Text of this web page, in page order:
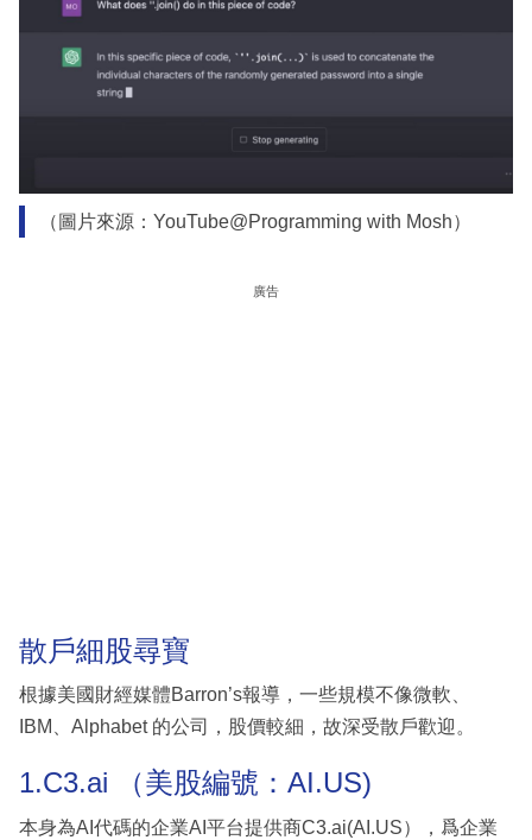
（圖片來源：YouTube@Programming with Mosh）
廣告
散戶細股尋寶
根據美國財經媒體Barron’s報導，一些規模不像微軟、
IBM、Alphabet 的公司，股價較細，故深受散戶歡迎。
1.C3.ai （美股編號：AI.US)
本身為AI代碼的企業AI平台提供商C3.ai(AI.US），爲企業